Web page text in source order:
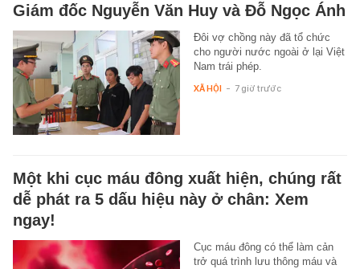
Giám đốc Nguyễn Văn Huy và Đỗ Ngọc Ánh
Đôi vợ chồng này đã tổ chức
cho người nước ngoài ở lại Việt
Nam trái phép.
XÃ HỘI - 7 giờ trước
Một khi cục máu đông xuất hiện, chúng rất
dễ phát ra 5 dấu hiệu này ở chân: Xem
ngay!
Cục máu đông có thể làm cản
trở quá trình lưu thông máu và